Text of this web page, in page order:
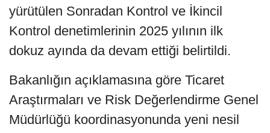
yürütülen Sonradan Kontrol ve İkincil
Kontrol denetimlerinin 2025 yılının ilk
dokuz ayında da devam ettiği belirtildi.
Bakanlığın açıklamasına göre Ticaret
Araştırmaları ve Risk Değerlendirme Genel
Müdürlüğü koordinasyonunda yeni nesil